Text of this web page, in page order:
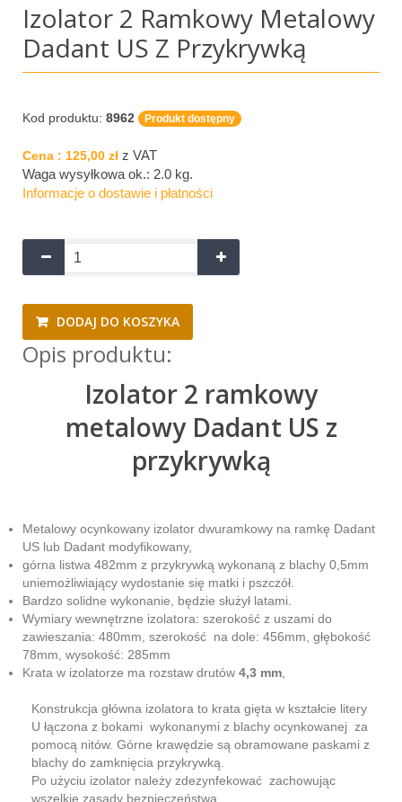
Izolator 2 Ramkowy Metalowy
Dadant US Z Przykrywką
Kod produktu: 8962 Produkt dostępny
Cena : 125,00 zł z VAT
Waga wysyłkowa ok.: 2.0 kg.
Informacje o dostawie i płatności
DODAJ DO KOSZYKA
Opis produktu:
Izolator 2 ramkowy
metalowy Dadant US z
przykrywką
Metalowy ocynkowany izolator dwuramkowy na ramkę Dadant
US lub Dadant modyfikowany,
górna listwa 482mm z przykrywką wykonaną z blachy 0,5mm
uniemożliwiający wydostanie się matki i pszczół.
Bardzo solidne wykonanie, będzie służył latami.
Wymiary wewnętrzne izolatora: szerokość z uszami do
zawieszania: 480mm, szerokość na dole: 456mm, głębokość
78mm, wysokość: 285mm
Krata w izolatorze ma rozstaw drutów 4,3 mm
Konstrukcja główna izolatora to krata gięta w kształcie litery
U łączona z bokami wykonanymi z blachy ocynkowanej za
pomocą nitów. Górne krawędzie są obramowane paskami z
blachy do zamknięcia przykrywką.
Po użyciu izolator należy zdezynfekować zachowując
wszelkie zasady bezpieczeństwa.